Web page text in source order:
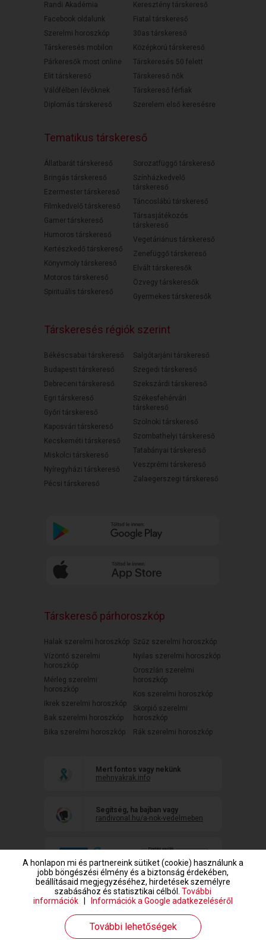
Randi Akadémia
Facebook oldalunk
Szerelmi horoszkóp
Társkeresés mobilon
Párkeresők most online
Elit társkereső
Válófélben lévőknek
Diplomás társkereső
Keresztény társkereső
Fiatal társkereső
30as társkereső
Középkorú társkereső
Társkeresés 50 felett
Társkereső nők
Társkereső férfiak
Szerelem első keresésre
Tematikus társkereső
Állatbarát társkereső
Bringás társkereső
Ezermester társkereső
Filmkedvelő társkereső
Gamer társkereső
Humoros társkereső
Kertészkedő társkereső
Könyvmoly társkereső
Motoros társkereső
Spirituális társkereső
Sorozatfüggő társkereső
Színházkedvelő
társkereső
Táncoslábú társkereső
Társasjátékozós
társkereső
Vegetáriánus társkereső
Zenefüggő társkereső
Elvált társkeresők
Özvegy társkeresők
Gyermekes társkeresők
Társkeresés régiók szerint
Békéscsabai társkereső
Budapesti társkereső
Debreceni társkereső
Egri társkereső
Győri társkereső
Kaposvári társkereső
Kecskeméti társkereső
Miskolci társkereső
Nyíregyházi társkereső
Pécsi társkereső
Salgótarjáni társkereső
Szegedi társkereső
Szekszárdi társkereső
Székesfehérvári
társkereső
Szolnoki társkereső
Szombathelyi társkereső
Tatabányai társkereső
Veszprémi társkereső
Zalaegerszegi társkereső
Társkereső párhoroszkóp
Halak szerelmi horoszkóp
Vízöntő szerelmi
horoszkóp
Mérleg szerelmi
horoszkóp
Ikrek szerelmi horoszkóp
Bak szerelmi horoszkóp
Bika szerelmi horoszkóp
Szűz szerelmi horoszkóp
Nyilas szerelmi horoszkóp
Oroszlán szerelmi
horoszkóp
Kos szerelmi horoszkóp
Skorpió szerelmi
horoszkóp
Rák szerelmi horoszkóp
Mert fontos vagy nekünk
mehnyakrak.info
Segítség, ha bajban vagy
randivonal.hu/a-nok-vedelmeben
www.randivonal.hu © Copyright 1999-2026 Dating Central Europe Zrt.
A honlapon mi és partnereink sütiket (cookie) használunk a
jobb böngészési élmény és a biztonság érdekében,
beállításaid megjegyzéséhez, hirdetések személyre
szabásához és statisztikai célból. További
információk
Információk a Google adatkezeléséről
További lehetőségek